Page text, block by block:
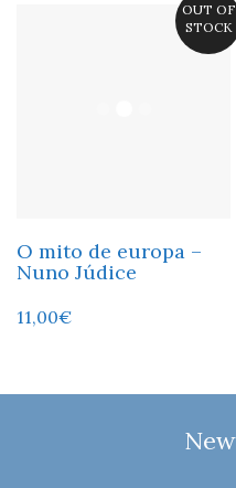
OUT OF
STOCK
O mito de europa –
Nuno Júdice
11,00€